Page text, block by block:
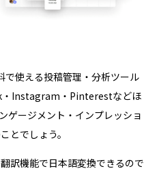
使える投稿管理・分析ツール
・Instagram・Pinterestなどほ
ゲージメント・インプレッショ
とでしょう。
訳機能で日本語変換できるので